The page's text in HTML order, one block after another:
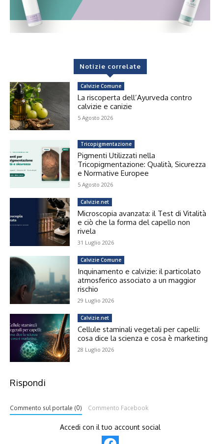
Notizie correlate
Calvizie Comune
La riscoperta dell’Ayurveda contro
calvizie e canizie
5 Agosto 2026
Tricopigmentazione
Pigmenti Utilizzati nella
Tricopigmentazione: Qualità, Sicurezza
e Normative Europee
5 Agosto 2026
Calvizie.net
Microscopia avanzata: il Test di Vitalità
e ciò che la forma del capello non
rivela
31 Luglio 2026
Calvizie Comune
Inquinamento e calvizie: il particolato
atmosferico associato a un maggior
rischio
29 Luglio 2026
Calvizie.net
Cellule staminali vegetali per capelli:
cosa dice la scienza e cosa è marketing
28 Luglio 2026
Rispondi
Commento sul portale (0) Commento Facebook
Accedi con il tuo account social